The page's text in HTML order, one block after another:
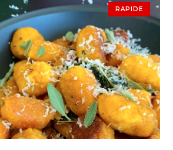
RAPIDE